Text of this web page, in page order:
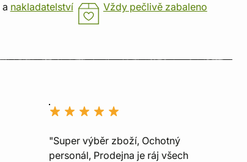
a nakladatelství Vždy pečlivě zabaleno
"Super výběr zboží, Ochotný
personál, Prodejna je ráj všech